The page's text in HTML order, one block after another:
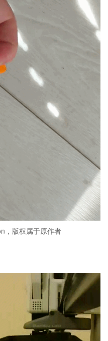
，版权属于原作者